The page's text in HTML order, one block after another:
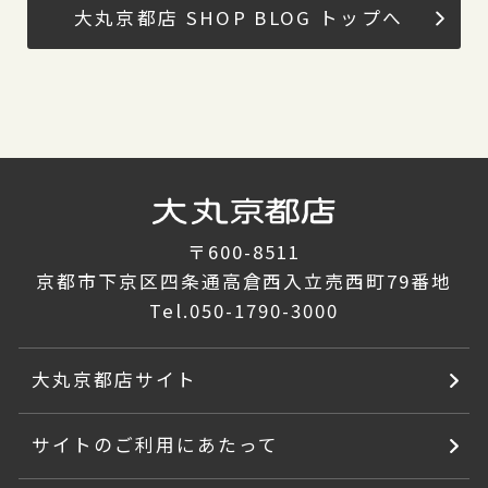
大丸京都店 SHOP BLOG トップへ
〒600-8511
京都市下京区四条通高倉西入立売西町79番地
Tel.050-1790-3000
大丸京都店サイト
サイトのご利用にあたって